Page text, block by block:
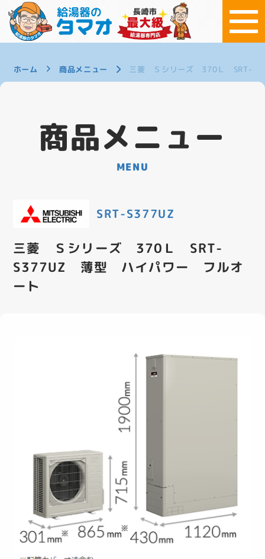
ホーム 商品メニュー 三菱 Ｓシリーズ 370Ｌ SRT-
商品メニュー
MENU
SRT-S377UZ
三菱 Ｓシリーズ 370Ｌ SRT-
S377UZ 薄型 ハイパワー フルオ
ート